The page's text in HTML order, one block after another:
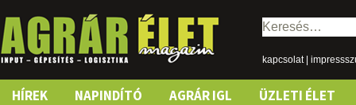
Keresés:
kapcsolat|
Skip
HÍREK NAPINDÍTÓ AGRÁR IGL ÜZLETI ÉLET